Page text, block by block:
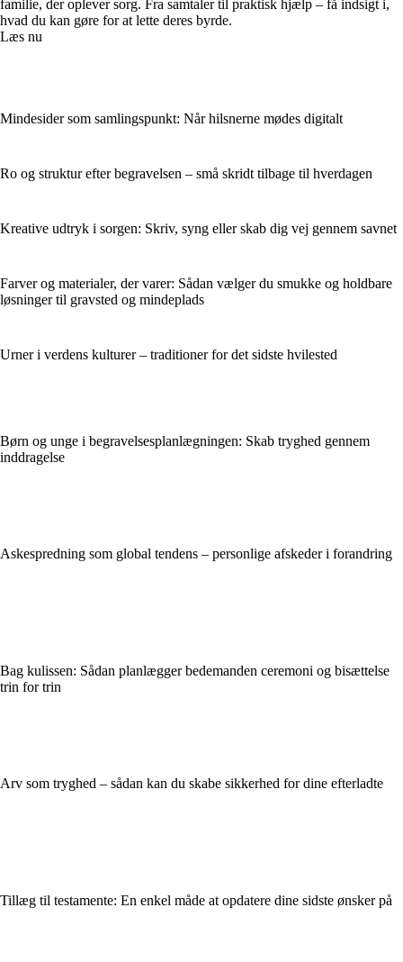
familie, der oplever sorg. Fra samtaler til praktisk hjælp – få indsigt i,
hvad du kan gøre for at lette deres byrde.
Læs nu
Mindesider som samlingspunkt: Når hilsnerne mødes digitalt
Ro og struktur efter begravelsen – små skridt tilbage til hverdagen
Kreative udtryk i sorgen: Skriv, syng eller skab dig vej gennem savnet
Farver og materialer, der varer: Sådan vælger du smukke og holdbare
løsninger til gravsted og mindeplads
Urner i verdens kulturer – traditioner for det sidste hvilested
Børn og unge i begravelsesplanlægningen: Skab tryghed gennem
inddragelse
Askespredning som global tendens – personlige afskeder i forandring
Bag kulissen: Sådan planlægger bedemanden ceremoni og bisættelse
trin for trin
Arv som tryghed – sådan kan du skabe sikkerhed for dine efterladte
Tillæg til testamente: En enkel måde at opdatere dine sidste ønsker på